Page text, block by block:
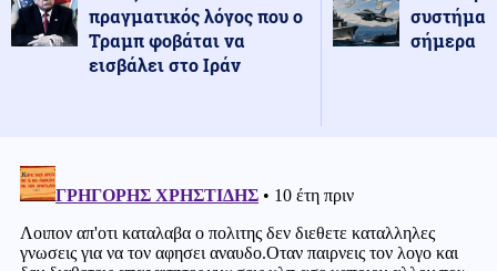
πραγματικός λόγος που ο
Τραμπ φοβάται να
εισβάλει στο Ιράν
σήμερα